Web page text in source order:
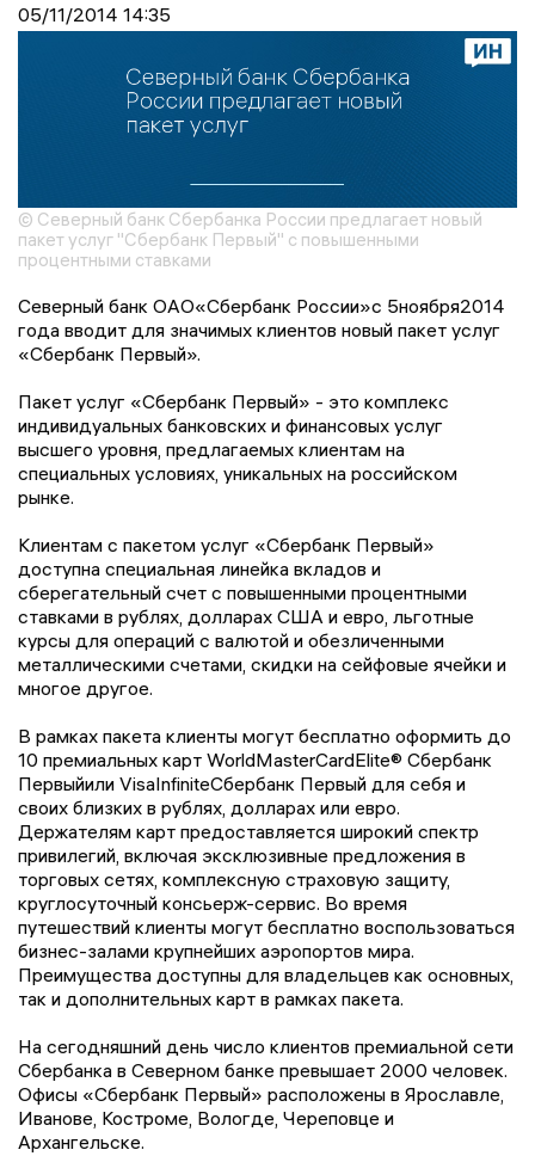
05/11/2014 14:35
© Северный банк Сбербанка России предлагает новый
пакет услуг "Сбербанк Первый" с повышенными
процентными ставками
Северный банк ОАО«Сбербанк России»с 5ноября2014
года вводит для значимых клиентов новый пакет услуг
«Сбербанк Первый».
Пакет услуг «Сбербанк Первый» - это комплекс
индивидуальных банковских и финансовых услуг
высшего уровня, предлагаемых клиентам на
специальных условиях, уникальных на российском
рынке.
Клиентам с пакетом услуг «Сбербанк Первый»
доступна специальная линейка вкладов и
сберегательный счет с повышенными процентными
ставками в рублях, долларах США и евро, льготные
курсы для операций с валютой и обезличенными
металлическими счетами, скидки на сейфовые ячейки и
многое другое.
В рамках пакета клиенты могут бесплатно оформить до
10 премиальных карт WorldMasterCardElite® Сбербанк
Первыйили VisaInfiniteСбербанк Первый для себя и
своих близких в рублях, долларах или евро.
Держателям карт предоставляется широкий спектр
привилегий, включая эксклюзивные предложения в
торговых сетях, комплексную страховую защиту,
круглосуточный консьерж-сервис. Во время
путешествий клиенты могут бесплатно воспользоваться
бизнес-залами крупнейших аэропортов мира.
Преимущества доступны для владельцев как основных,
так и дополнительных карт в рамках пакета.
На сегодняшний день число клиентов премиальной сети
Сбербанка в Северном банке превышает 2000 человек.
Офисы «Сбербанк Первый» расположены в Ярославле,
Иванове, Костроме, Вологде, Череповце и
Архангельске.